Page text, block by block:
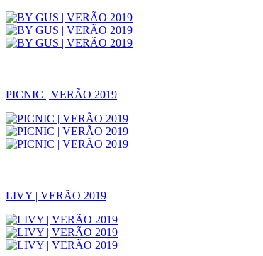
PICNIC | VERÃO 2019
LIVY | VERÃO 2019